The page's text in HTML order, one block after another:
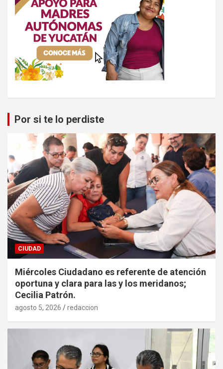
Por si te lo perdiste
CIUDAD
Miércoles Ciudadano es referente de atención
oportuna y clara para las y los meridanos;
Cecilia Patrón.
agosto 5, 2026 redaccion